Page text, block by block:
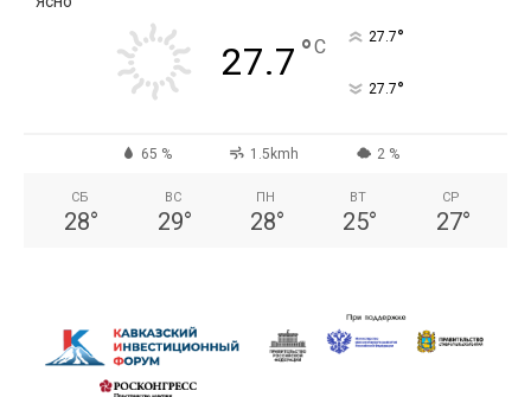
27.7 °C 27.7°
27.7°
65 % 1.5kmh 2 %
СБ
28°
ВС
29°
ПН
28°
ВТ
25°
СР
27°